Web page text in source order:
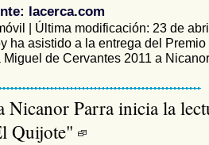
lacerca.com
| Última modificación: 23 de
ha asistido a la entrega del Premio
de Cervantes 2011 a
Nicanor Parra inicia la
Quijote"